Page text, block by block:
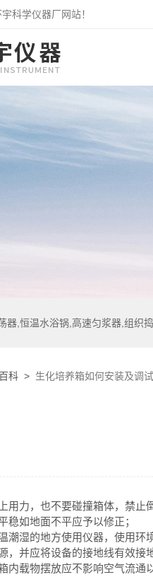
科学仪器厂网站！
器,恒温水浴锅,高速匀浆器,组织
科 > 生化培养箱如何安装及调试
用力，也不要碰撞箱体，禁止
稳如地面不平应予以修正；
潮湿的地方使用仪器，使用环
，并应将设备的接地线有效接地
内载物摆放应不影响空气流通